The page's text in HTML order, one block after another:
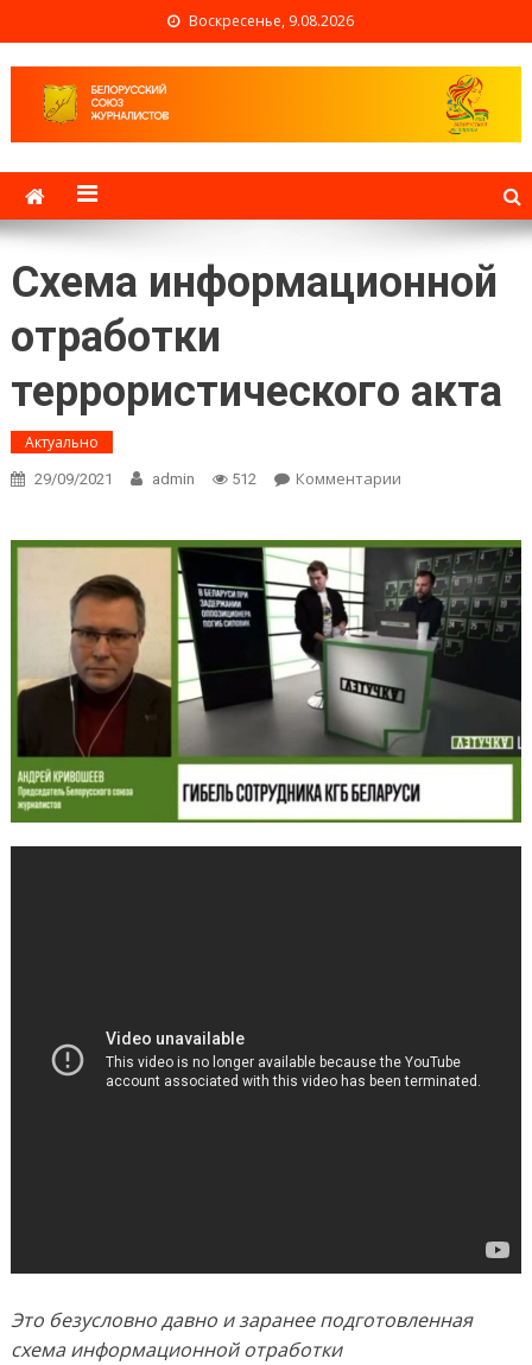
Воскресенье, 9.08.2026
Белорусский союз
журналистов
Схема информационной
отработки
террористического акта
Актуально
29/09/2021 admin 512 Комментарии
акта
Это безусловно давно и заранее подготовленная
схема информационной отработки